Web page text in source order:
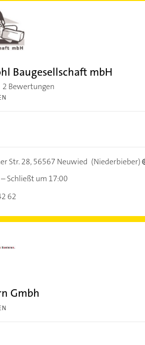
Baugesellschaft mbH
2 Bewertungen
Str. 28,56567 Neuwied (Niederbieber)
Schließt um 17:00
62
Gmbh